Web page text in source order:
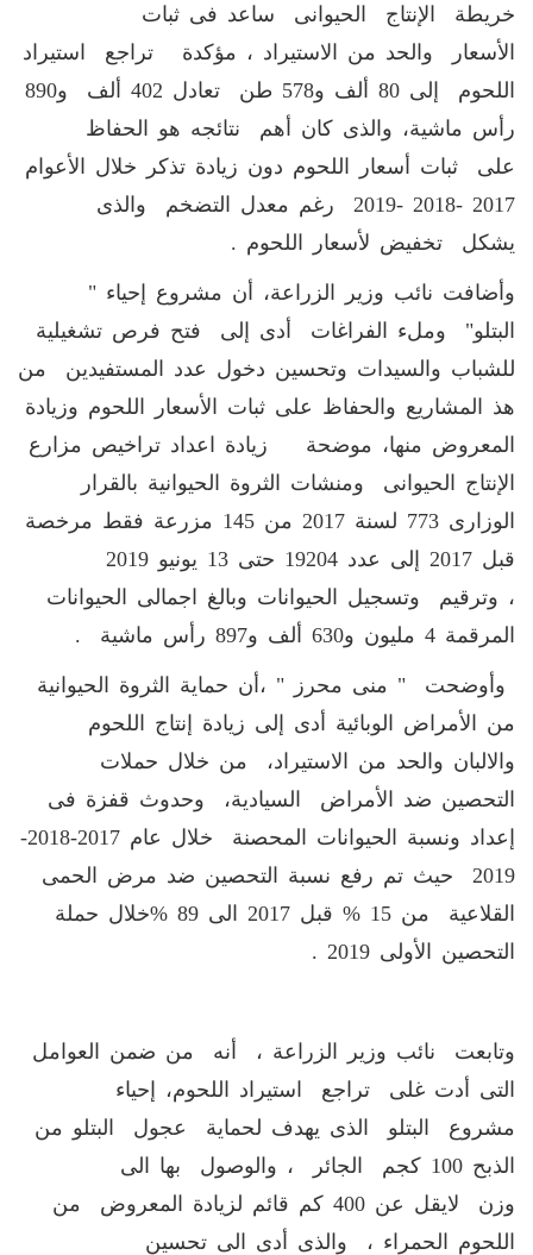
خريطة الإنتاج الحيوانى ساعد فى ثبات
الأسعار والحد من الاستيراد ، مؤكدة تراجع استيراد
اللحوم إلى 80 ألف و578 طن تعادل 402 ألف و890
رأس ماشية، والذى كان أهم نتائجه هو الحفاظ
على ثبات أسعار اللحوم دون زيادة تذكر خلال الأعوام
2017 -2018 -2019 رغم معدل التضخم والذى
يشكل تخفيض لأسعار اللحوم .
وأضافت نائب وزير الزراعة، أن مشروع إحياء "
البتلو" وملء الفراغات أدى إلى فتح فرص تشغيلية
للشباب والسيدات وتحسين دخول عدد المستفيدين من
هذ المشاريع والحفاظ على ثبات الأسعار اللحوم وزيادة
المعروض منها، موضحة زيادة اعداد تراخيص مزارع
الإنتاج الحيوانى ومنشات الثروة الحيوانية بالقرار
الوزارى 773 لسنة 2017 من 145 مزرعة فقط مرخصة
قبل 2017 إلى عدد 19204 حتى 13 يونيو 2019
، وترقيم وتسجيل الحيوانات وبالغ اجمالى الحيوانات
المرقمة 4 مليون و630 ألف و897 رأس ماشية .
وأوضحت " منى محرز " ،أن حماية الثروة الحيوانية
من الأمراض الوبائية أدى إلى زيادة إنتاج اللحوم
والالبان والحد من الاستيراد، من خلال حملات
التحصين ضد الأمراض السيادية، وحدوث قفزة فى
إعداد ونسبة الحيوانات المحصنة خلال عام 2017-2018-
2019 حيث تم رفع نسبة التحصين ضد مرض الحمى
القلاعية من 15 % قبل 2017 الى 89 %خلال حملة
التحصين الأولى 2019 .
وتابعت نائب وزير الزراعة ، أنه من ضمن العوامل
التى أدت غلى تراجع استيراد اللحوم، إحياء
مشروع البتلو الذى يهدف لحماية عجول البتلو من
الذبح 100 كجم الجائر ، والوصول بها الى
وزن لايقل عن 400 كم قائم لزيادة المعروض من
اللحوم الحمراء ، والذى أدى الى تحسين